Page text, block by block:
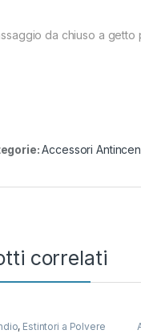
da chiuso a
Accessori
correlati
, Estintori a Polvere